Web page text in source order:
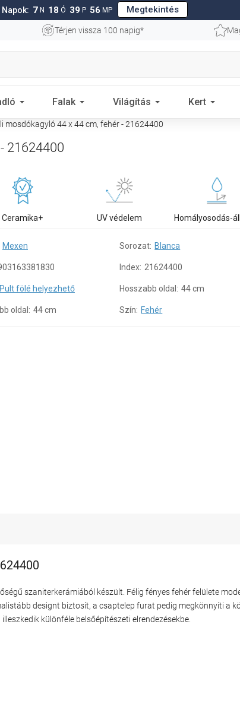
7 N 18 Ó 39 P 55 MP Megtekintés
Térjen vissza 100 napig*
Falak Világítás Kert
mosdókagyló 44 x 44 cm, fehér - 21624400
21624400
Ceramika+ UV védelem Homályosodás-
Mexen Sorozat: Blanca
Index: 21624400
Pult fölé helyezhető Hosszabb oldal: 44 cm
oldal: 44 cm Szín: Fehér
szaniterkerámiából készült. Félig fényes fehér felülete
designt biztosít, a csaptelep furat pedig megkönnyíti a
különféle belsőépítészeti elrendezésekbe.